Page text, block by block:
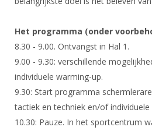
NK organiseren
Geschiedenis van het schermen
ALV
Het programma (onder
8.30 - 9.00. Ontvangst in Hal 1.
9.00 - 9.30: verschillende
individuele warming-up.
9.30: Start programma
tactiek en techniek en/of individuele
10.30: Pauze. In het sportcentrum